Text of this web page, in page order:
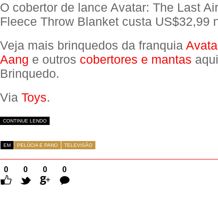
O cobertor de lance Avatar: The Last
Fleece Throw Blanket custa US$32,99
Veja mais brinquedos da franquia
Aang e outros cobertores e mantas
Brinquedo.
Via Toys.
CONTINUE LENDO
EM PELÚCIA E PANO TELEVISÃO
0 0 0
0
Comentários